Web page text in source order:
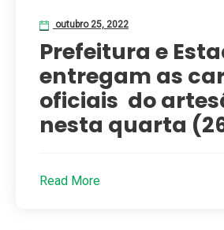
outubro 25, 2022
Prefeitura e
entregam as
oficiais do
nesta quarta
Read More